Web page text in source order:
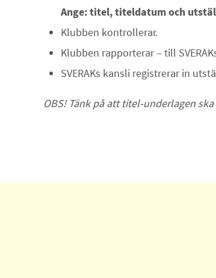
Ange: titel, titeldatum och
Klubben kontrollerar.
Klubben rapporterar – till
SVERAKs kansli registrerar in
OBS! Tänk på att titel-underlagen